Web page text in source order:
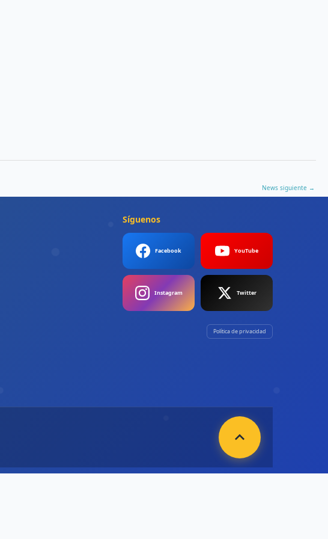
News siguiente →
Síguenos
Facebook YouTube
Instagram Twitter
Política de privacidad